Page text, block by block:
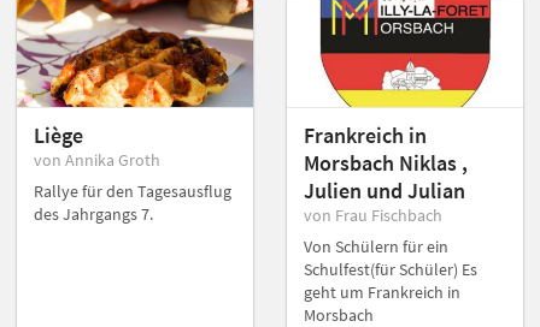
Liège
von Annika Groth
Rallye für den Tagesausflug
des Jahrgangs 7.
Frankreich in
Morsbach Niklas ,
Julien und Julian
von Frau Fischbach
Von Schülern für ein
Schulfest(für Schüler) Es
geht um Frankreich in
Morsbach